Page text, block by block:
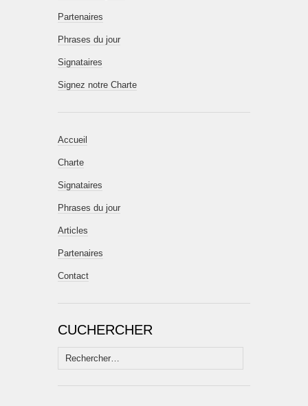
Partenaires
Phrases du jour
Signataires
Signez notre Charte
Accueil
Charte
Signataires
Phrases du jour
Articles
Partenaires
Contact
CUCHERCHER
Rechercher :